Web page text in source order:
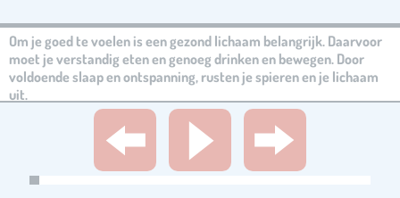
Om je goed te voelen is een gezond lichaam belangrijk. Daarvoor
moet je verstandig eten en genoeg drinken en bewegen. Door
voldoende slaap en ontspanning, rusten je spieren en je lichaam
uit.